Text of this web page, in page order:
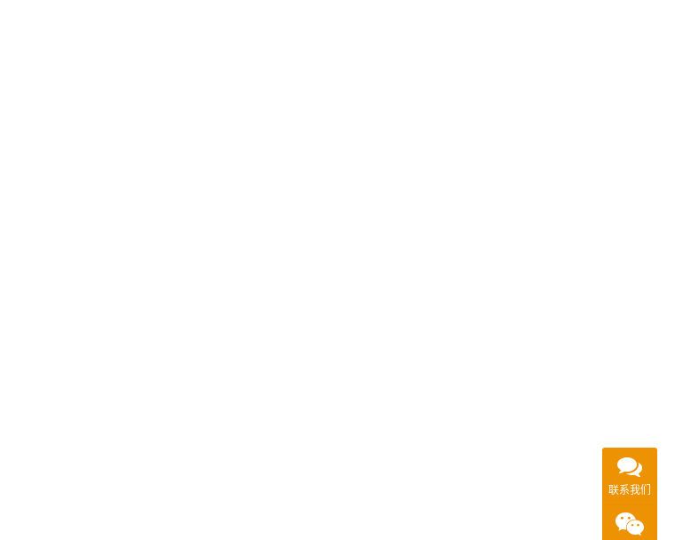
联系我们